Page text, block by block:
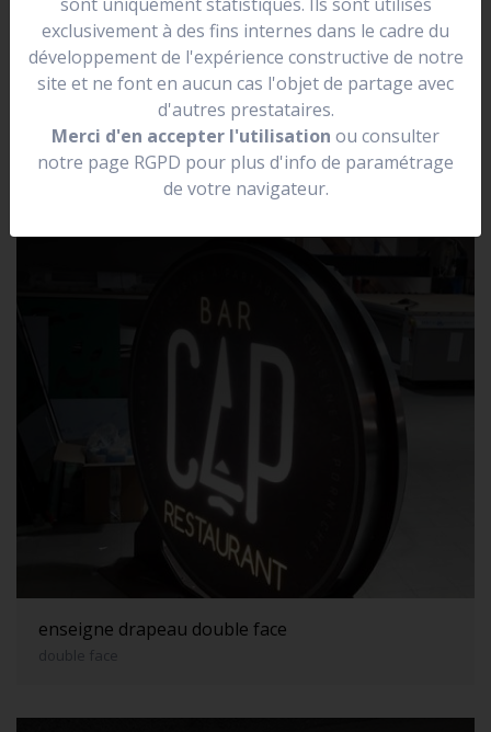
se situer dans une rue.
Elle peut être lumineuse, non lumineuse, prendre la
forme de votre logo.
enseigne drapeau double face
double face
exclusivement à des fins internes dans le cadre du
développement de l'expérience constructive de notre
site et ne font en aucun cas l'objet de partage avec
d'autres prestataires.
Merci d'en accepter l'utilisation ou consulter
notre page RGPD pour plus d'info de paramétrage
de votre navigateur.